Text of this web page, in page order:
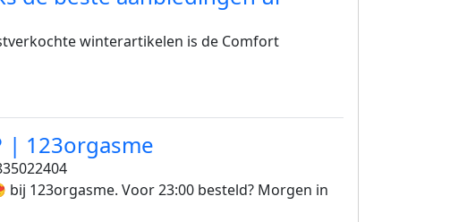
winterartikelen is de Comfort
| 123orgasme
bij 123orgasme. Voor 23:00 besteld? Morgen in